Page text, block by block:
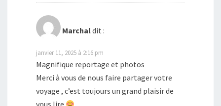
Marchaldit :
janvier 11, 2025 à 2:16 pm
Magnifique reportage et photos
Merci à vous de nous faire partager votre
voyage , c’est toujours un grand plaisir de
vous lire